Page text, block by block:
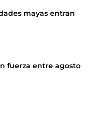
mayas entran
fuerza entre agosto